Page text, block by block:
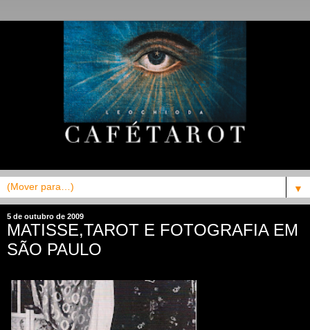
▼
5 de outubro de 2009
MATISSE,TAROT E FOTOGRAFIA EM
SÃO PAULO